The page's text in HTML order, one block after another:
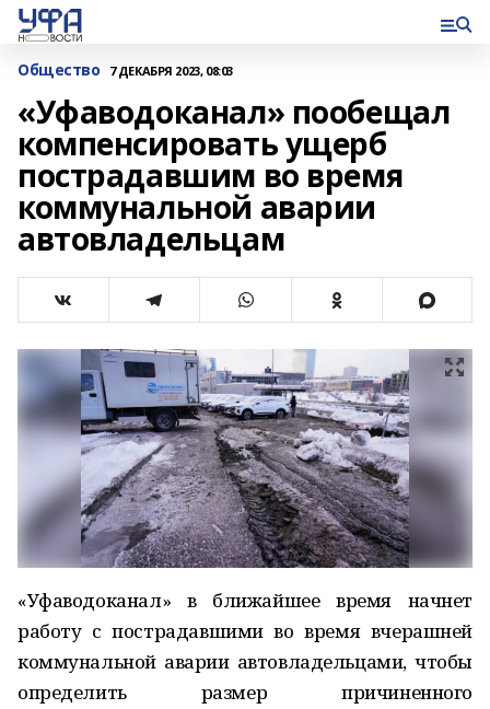
Общество 7 ДЕКАБРЯ 2023, 08:03
«Уфаводоканал» пообещал
компенсировать ущерб
пострадавшим во время
коммунальной аварии
автовладельцам
«Уфаводоканал» в ближайшее время начнет
работу с пострадавшими во время вчерашней
коммунальной аварии автовладельцами, чтобы
определить размер причиненного